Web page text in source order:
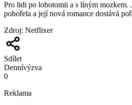
Pro lidi po lobotomii a s líným mozkem.
pohořela a její nová romance dostává
Zdroj: Netflixer
Sdílet
Dennívýzva
0
Reklama